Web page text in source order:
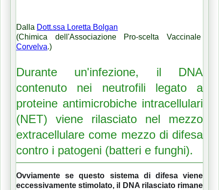
Dalla Dott.ssa Loretta Bolgan
(Chimica dell'Associazione Pro-scelta Vaccinale
Corvelva.)
Durante un'infezione, il DNA
contenuto nei neutrofili legato a
proteine antimicrobiche intracellulari
(NET) viene rilasciato nel mezzo
extracellulare come mezzo di difesa
contro i patogeni (batteri e funghi).
Ovviamente se questo sistema di difesa viene
eccessivamente stimolato, il DNA rilasciato rimane